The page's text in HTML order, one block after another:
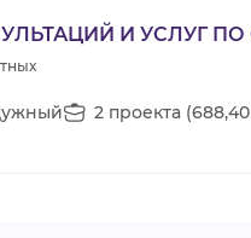
И УСЛУГ
2 проекта